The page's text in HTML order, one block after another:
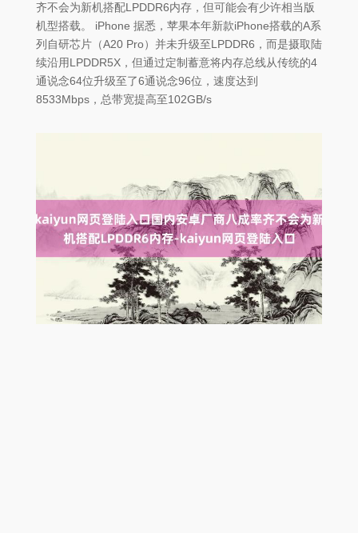
齐不会为新机搭配LPDDR6内存，但可能会有少许相当版
机型搭载。 iPhone 据悉，苹果本年新款iPhone搭载的A系
列自研芯片（A20 Pro）并未升级至LPDDR6，而是摄取陆
续沿用LPDDR5X，但通过定制蓄意将内存总线从传统的4
通说念64位升级至了6通说念96位，速度达到
8533Mbps，总带宽提高至102GB/s